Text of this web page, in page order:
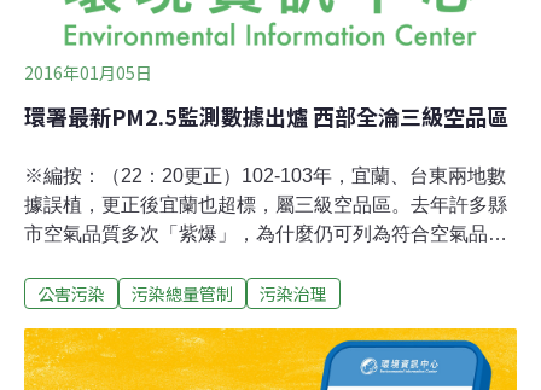
2016年01月05日
環署最新PM2.5監測數據出爐 西部全淪三級空品區
※編按：（22：20更正）102-103年，宜蘭、台東兩地數
據誤植，更正後宜蘭也超標，屬三級空品區。去年許多縣
市空氣品質多次「紫爆」，為什麼仍可列為符合空氣品質
訂定的，依規定，需連三年平均值不符合標準，才會被劃
新出爐的PM2.5年平均值顯示，西部縣市及宜蘭無一倖
免，三年年平均都高於15μg／m3，全數淪為三級防制
公害污染 污染總量管制 污染治理